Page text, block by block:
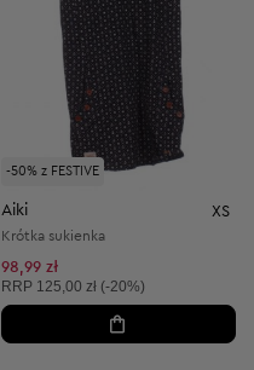
-50% z FESTIVE
Aiki XS
Krótka sukienka
98,99 zł
Cena sugerowana:
RRP 125,00 zł (-20%)